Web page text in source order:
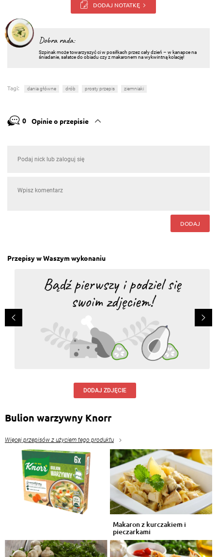
DODAJ NOTATKĘ
Dobra rada:
Szpinak może towarzyszyć ci w posiłkach przez cały dzień – w kanapce na
śniadanie, sałatce do obiadu czy z makaronem na wykwintną kolację!
Tagi: dania główne drób prosty przepis ziemniaki
0 Opinie o przepisie
DODAJ
Przepisy w Waszym wykonaniu
DODAJ ZDJĘCIE
Bulion warzywny Knorr
Więcej przepisów z użyciem tego produktu
Makaron z kurczakiem i
pieczarkami